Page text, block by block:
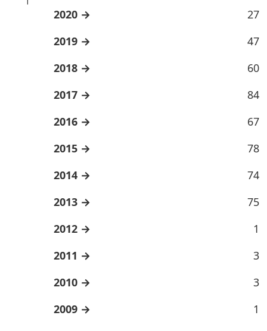
2020
27
2019
47
2018
60
2017
84
2016
67
2015
78
2014
74
2013
75
2012
1
2011
3
2010
3
2009
1